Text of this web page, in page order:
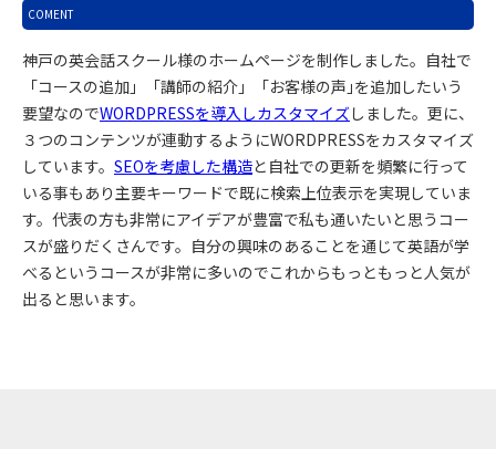
COMENT
神戸の英会話スクール様のホームページを制作しました。 自社で
「コースの追加」「講師の紹介」「お客様の声｣を追加したいう
要望なのでWORDPRESSを導入しカスタマイズしました。更に、
３つのコンテンツが連動するようにWORDPRESSをカスタマイズ
しています。 SEOを考慮した構造と自社での更新を頻繁に行って
いる事もあり主要キーワードで既に検索上位表示を実現していま
す。代表の方も非常にアイデアが豊富で私も通いたいと思うコー
スが盛りだくさんです。自分の興味のあることを通じて英語が学
べるというコースが非常に多いのでこれからもっともっと人気が
出ると思います。